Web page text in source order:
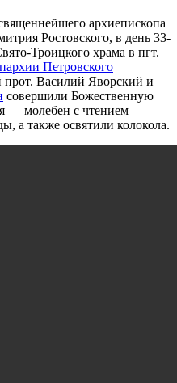
архиепископа
Ростовского, в день 33-
Троицкого храма в пгт.
Петровского
прот. Василий Яворский и
совершили Божественную
— молебен с чтением
а также освятили колокола.